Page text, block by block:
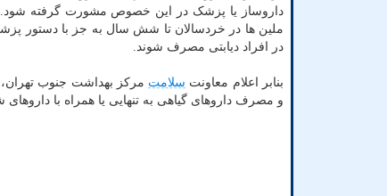
داروساز یا پزشک در این خصوص مشورت گرفته شود.
ملین ها در خردسالان تا شش سال به جز با دستور
در افراد دیابتی مصرف شوند.
بنابر اعلام معاونت سلامت مرکز بهداشت جنوب
و مصرف داروهای گیاهی به تنهایی یا همراه با